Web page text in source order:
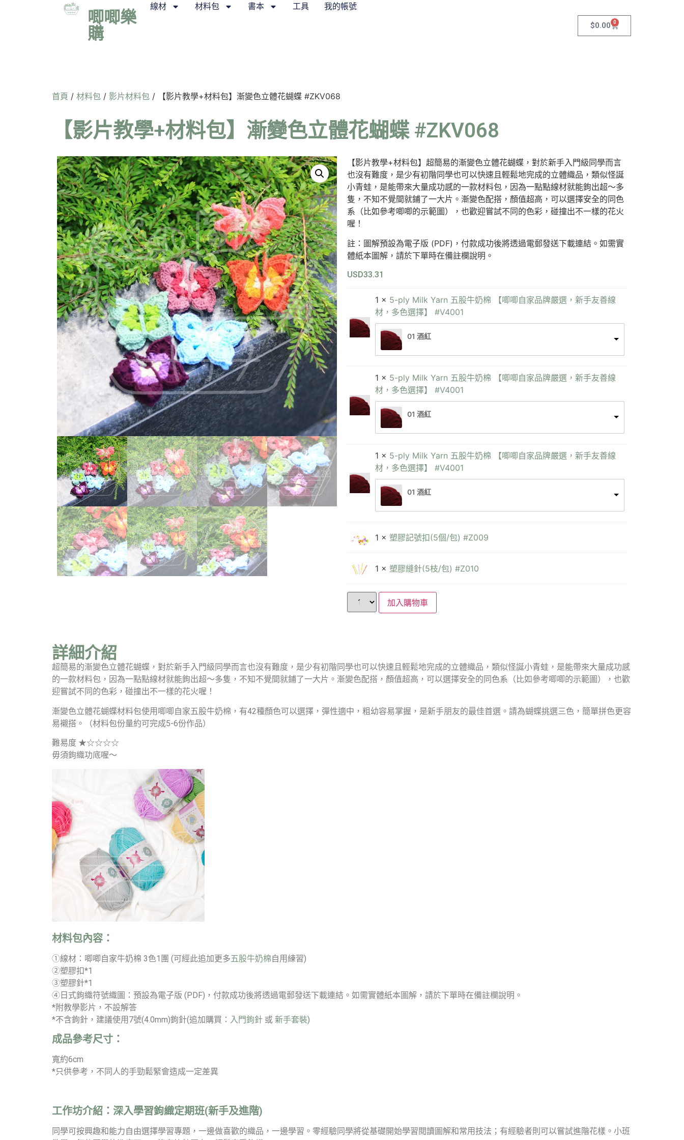
唧唧樂
購
線材 材料包 書本 工具 我的帳號
$0.00 0
首頁 / 材料包 / 影片材料包 / 【影片教學+材料包】漸變色立體花蝴蝶 #ZKV068
【影片教學+材料包】漸變色立體花蝴蝶 #ZKV068
【影片教學+材料包】超簡易的漸變色立體花蝴蝶，對於新手入門級同學而言
也沒有難度，是少有初階同學也可以快速且輕鬆地完成的立體織品，類似怪誕
小青蛙，是能帶來大量成功感的一款材料包，因為一點點線材就能鉤出超～多
隻，不知不覺間就鋪了一大片。漸變色配搭，顏值超高，可以選擇安全的同色
系（比如參考唧唧的示範圖），也歡迎嘗試不同的色彩，碰撞出不一樣的花火
喔！
註：圖解預設為電子版 (PDF)，付款成功後將透過電郵發送下載連結。如需實
體紙本圖解，請於下單時在備註欄說明。
USD33.31
1 × 5-ply Milk Yarn 五股牛奶棉 【唧唧自家品牌嚴選，新手友善線
材，多色選擇】 #V4001
01 酒紅
1 × 5-ply Milk Yarn 五股牛奶棉 【唧唧自家品牌嚴選，新手友善線
材，多色選擇】 #V4001
01 酒紅
1 × 5-ply Milk Yarn 五股牛奶棉 【唧唧自家品牌嚴選，新手友善線
材，多色選擇】 #V4001
01 酒紅
1 × 塑膠記號扣(5個/包) #Z009
1 × 塑膠縫針(5枝/包) #Z010
加入購物車
詳細介紹
超簡易的漸變色立體花蝴蝶，對於新手入門級同學而言也沒有難度，是少有初階同學也可以快速且輕鬆地完成的立體織品，類似怪誕小青蛙，是能帶來大量成功感
的一款材料包，因為一點點線材就能鉤出超～多隻，不知不覺間就鋪了一大片。漸變色配搭，顏值超高，可以選擇安全的同色系（比如參考唧唧的示範圖），也歡
迎嘗試不同的色彩，碰撞出不一樣的花火喔！
漸變色立體花蝴蝶材料包使用唧唧自家五股牛奶棉，有42種顏色可以選擇，彈性適中，粗幼容易掌握，是新手朋友的最佳首選。請為蝴蝶挑選三色，簡單拼色更容
易襯搭。（材料包份量約可完成5-6份作品）
難易度 ★☆☆☆☆
毋須鉤織功底喔～
材料包內容：
①線材：唧唧自家牛奶棉 3色1團 (可經此追加更多五股牛奶棉自用練習)
②塑膠扣*1
③塑膠針*1
④日式鉤織符號織圖 ：預設為電子版 (PDF)，付款成功後將透過電郵發送下載連結。如需實體紙本圖解，請於下單時在備註欄說明。
*附教學影片，不設解答
*不含鉤針，建議使用7號(4.0mm)鉤針(追加購買： 入門鉤針 或 新手套裝)
成品參考尺寸：
寬約6cm
*只供參考，不同人的手勁鬆緊會造成一定差異
工作坊介紹： 深入學習鉤織定期班(新手及進階)
同學可按興趣和能力自由選擇學習專題，一邊做喜歡的織品，一邊學習。零經驗同學將從基礎開始學習閱讀圖解和常用技法；有經驗者則可以嘗試進階花樣。小班